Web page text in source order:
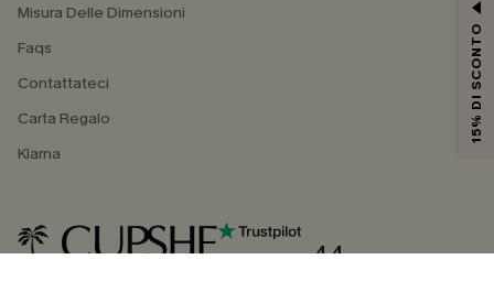
Misura Delle Dimensioni
Faqs
Contattateci
Carta Regalo
Klarna
4.4
15% DI SCONTO